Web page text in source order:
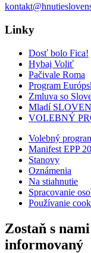
Linky
Dosť bolo Fica!
Hybaj Voliť
Pačivale Roma
Program
Zmluva so
Mladí
VOLEBNÝ
Volebný
Manifest EPP
Stanovy
Oznámenia
Na stiahnutie
Spracovanie
Používanie
Zostaň s
informovaný